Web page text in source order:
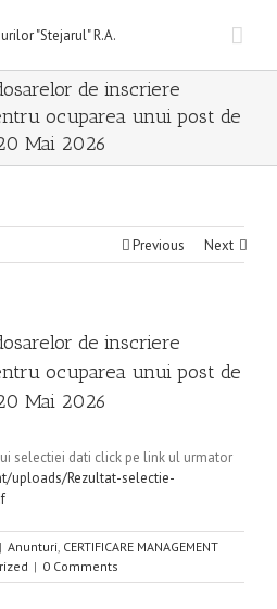
de inscriere
ocuparea unui post de
Mai 2026
Previous Next
de inscriere
ocuparea unui post de
Mai 2026
selectiei dati click pe link ul urmator
uploads/Rezultat-selectie-
| Anunturi, CERTIFICARE MANAGEMENT
| 0 Comments